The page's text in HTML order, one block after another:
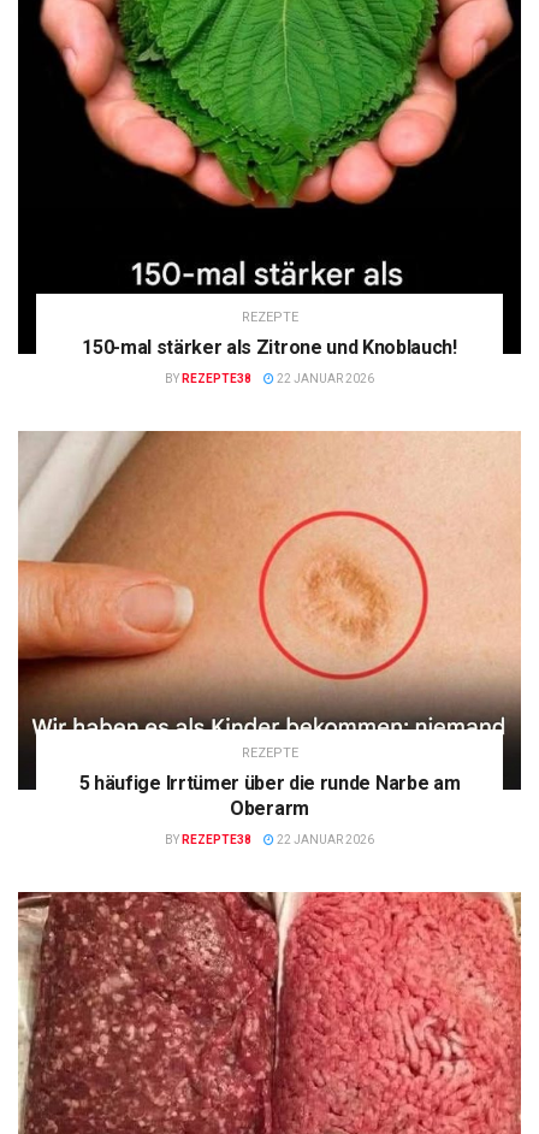
REZEPTE
150-mal stärker als Zitrone und Knoblauch!
BY REZEPTE38 22 JANUAR 2026
REZEPTE
5 häufige Irrtümer über die runde Narbe am
Oberarm
BY REZEPTE38 22 JANUAR 2026